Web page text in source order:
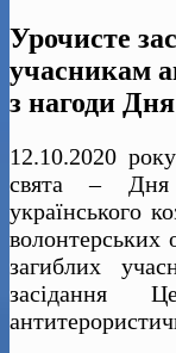
Урочисте
учасникам
з нагоди
12.10.2020
свята – Дня
українського
волонтерських
загиблих
засідання